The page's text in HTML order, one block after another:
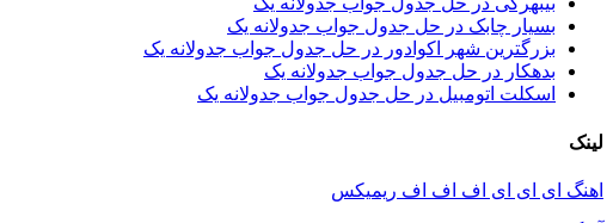
بسیار چابک در حل جدول جواب جدولانه یک
بزرگترین شهر اکوادور در حل جدول جواب جدولانه یک
بدهکار در حل جدول جواب جدولانه یک
اسکلت اتومبیل در حل جدول جواب جدولانه یک
لینک
اهنگ ای ای ای اف اف اف ریمیکس